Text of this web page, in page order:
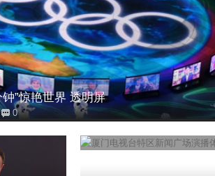
钟”惊艳世界 透明屏
0